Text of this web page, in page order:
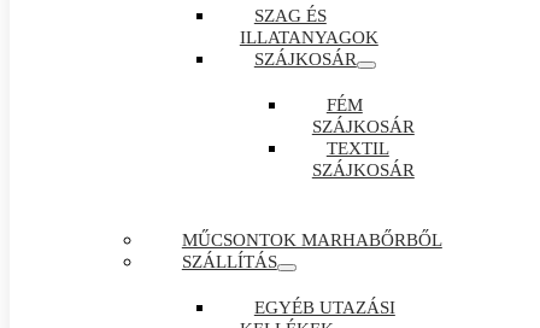
SZAG ÉS
ILLATANYAGOK
SZÁJKOSÁR
FÉM
SZÁJKOSÁR
TEXTIL
SZÁJKOSÁR
MŰCSONTOK MARHABŐRBŐL
SZÁLLÍTÁS
EGYÉB UTAZÁSI